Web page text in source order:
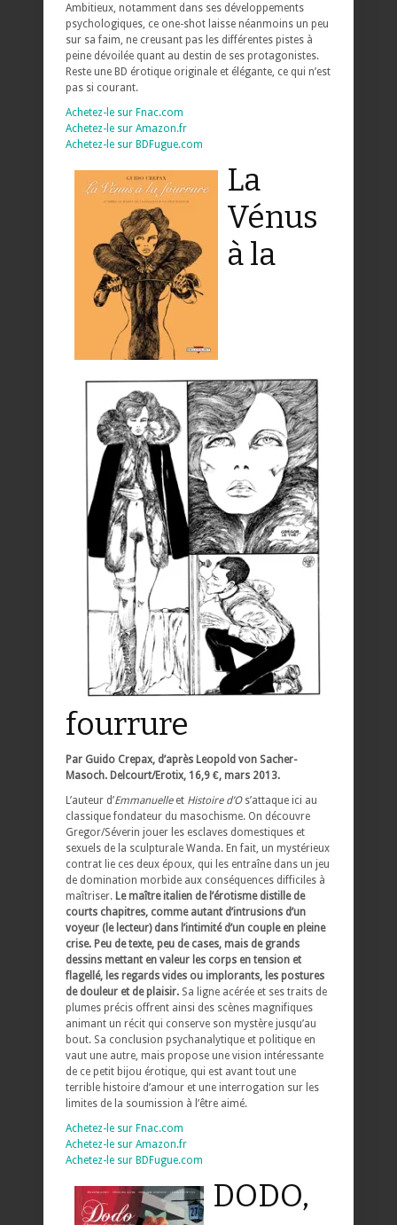
Ambitieux, notamment dans ses développements
psychologiques, ce one-shot laisse néanmoins un peu
sur sa faim, ne creusant pas les différentes pistes à
peine dévoilée quant au destin de ses protagonistes.
Reste une BD érotique originale et élégante, ce qui n’est
pas si courant.
Achetez-le sur Fnac.com
Achetez-le sur Amazon.fr
Achetez-le sur BDFugue.com
La
Vénus
à la
fourrure
Par Guido Crepax, d’après Leopold von Sacher-
Masoch. Delcourt/Erotix, 16,9 €, mars 2013.
L’auteur d’Emmanuelleet Histoire d’Os’attaque ici au
classique fondateur du masochisme. On découvre
Gregor/Séverin jouer les esclaves domestiques et
sexuels de la sculpturale Wanda. En fait, un mystérieux
contrat lie ces deux époux, qui les entraîne dans un jeu
de domination morbide aux conséquences difficiles à
maîtriser. Le maître italien de l’érotisme distille de
courts chapitres, comme autant d’intrusions d’un
voyeur (le lecteur) dans l’intimité d’un couple en pleine
crise. Peu de texte, peu de cases, mais de grands
dessins mettant en valeur les corps en tension et
flagellé, les regards vides ou implorants, les postures
de douleur et de plaisir. Sa ligne acérée et ses traits de
plumes précis offrent ainsi des scènes magnifiques
animant un récit qui conserve son mystère jusqu’au
bout. Sa conclusion psychanalytique et politique en
vaut une autre, mais propose une vision intéressante
de ce petit bijou érotique, qui est avant tout une
terrible histoire d’amour et une interrogation sur les
limites de la soumission à l’être aimé.
Achetez-le sur Fnac.com
Achetez-le sur Amazon.fr
Achetez-le sur BDFugue.com
DODO,